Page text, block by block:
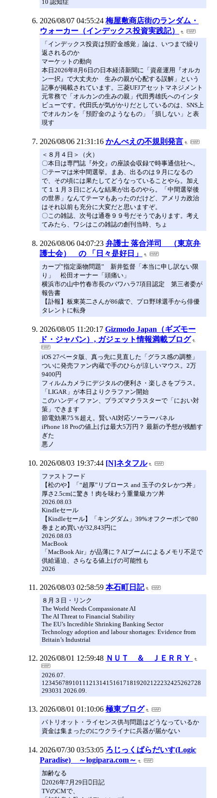
10 認知症
2026/08/07 04:55:24 梅屋敷商店街のランダム・
ウォーカー（インデックス投資実践記）
「インデックス投資は預貯金感覚」論は、いつまで繰り
返されるのか
マーケットの動向
本日2026年8月6日の日本経済新聞に「資産運用『オルカ
ン一択』で大丈夫か 生みの親が心配する誤解」という
記事が掲載されています。三菱UFJアセットマネジメント
元常務で「オルカンの生みの親」代田秀雄氏へのインタ
ビューです。代田氏が気がかりだとしているのは、SNS上
でオルカンを「預貯金のようなもの」「損しない」と表
現す
2026/08/06 21:31:16 かんべえの不規則発言
＜８月４日＞（火）
〇本日は専門誌『外交』の座談会収録で時事通信社へ。
〇テーマは米中間選挙。まあ、出るのは９月になるの
で、その頃には果たしてどうなっていることやら。加え
て１１月３日にどんな結果が出るのやら。「中間選挙後
の世界」なんてテーマもあったのだけど、アメリカ政治
はそれ以前も充分に大変だと思いますぞ。
〇この雑誌、次号は通巻９９号だそうであります。考え
てみたら、ワシはこの雑誌の創刊当時、ちょ
2026/08/06 04:07:23 弁護士 落合洋司 （東京弁
護士会） の 「日々是好日」
カープ”指定薬物問題” 新井監督「本当に申し訳ない限
り」 松田オーナー「頭痛い」
横浜市の山中竹春市長のパワハラ7項目認定 第三者委が
報告書
【訃報】板東英二さんが86歳で、プロ野球選手から俳優
タレントに転身
2026/08/05 11:20:17 Gizmodo Japan（ギズモー
ド・ジャパン）, ガジェット情報満載ブログ
iOS 27ベータ版、真っ先に見直した「グラス感の調整」
ついに発売ファン内蔵で手のひらが涼しいマウス。2万
9400円
フィルムカメラにデジタルの便利さ・楽しさをプラス。
「LIGAR」が本日よりクラファン開始
このハンディファン、プラズマクラスターで「におい対
策」できます
節電効果75％超え。賢いAI対応ソーラーパネル
iPhone 18 Proの値上げは最大5万円？ 最新の予想が残酷す
ぎた
悪ノ
2026/08/03 19:37:44 [N]ネタフル
ファストフード
【松のや】「“超厚”リブロース and 玉子のタレかつ丼」
厚さ2.5cmに驚き！肉を味わう重量級カツ丼
2026.08.03
Kindleセール
【Kindleセール】「キングダム」39%オフクーポンで80
巻まとめ買いが32,843円に
2026.08.03
MacBook
「MacBook Air」が品薄に？AIブームによるメモリ不足で
供給逼迫、さらなる値上げの可能性も
2026
2026/08/03 02:58:59 本石町日記
８月３日・リンク
The World Needs Compassionate AI
The AI Threat to Financial Stability
The EU’s Incredible Shrinking Banking Sector
Technology adoption and labour shortages: Evidence from
Britain’s Industrial
2026/08/01 12:59:48 ＮＵＴ ＆ ＪＥＲＲＹ
2026.07.
12345678910111213141516171819202122232425262728
293031 2026.09.
2026/08/01 01:10:06 極東ブログ
パトリオット・ライセンス供与問題はどうなっているか
資金は集まったのにウクライナに兵器が届かない
2026/07/30 03:53:05 ろじっくぱらだいす(Logic
Paradise) ～logipara.com～
加齢なる
2026年7月29日日記
TVのCMで、